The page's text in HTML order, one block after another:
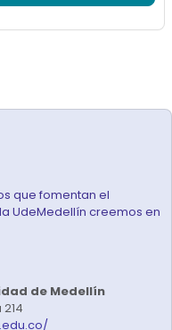
que fomentan el
UdeMedellín creemos en
de Medellín